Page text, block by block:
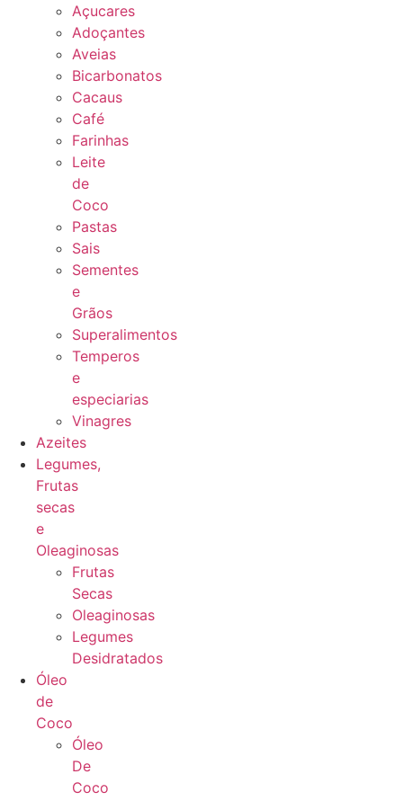
Açucares
Adoçantes
Aveias
Bicarbonatos
Cacaus
Café
Farinhas
Leite
de
Coco
Pastas
Sais
Sementes
e
Grãos
Superalimentos
Temperos
e
especiarias
Vinagres
Azeites
Legumes,
Frutas
secas
e
Oleaginosas
Frutas
Secas
Oleaginosas
Legumes
Desidratados
Óleo
de
Coco
Óleo
De
Coco